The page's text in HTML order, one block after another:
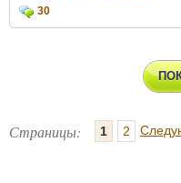
30
Страницы: 1 2